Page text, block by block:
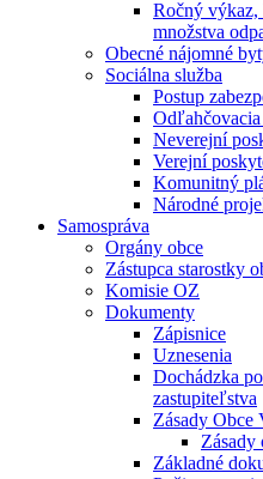
Ročný výkaz,
množstva
Obecné nájomné
Sociálna služba
Postup
Odľahčovacia
Neverejní
Verejní
Komunitný
Národné
Samospráva
Orgány obce
Zástupca starostky
Komisie OZ
Dokumenty
Zápisnice
Uznesenia
Dochádzka
zastupiteľstva
Zásady Obce
Zásady
Základné